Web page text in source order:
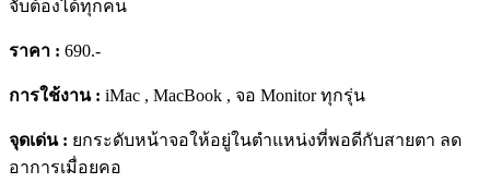
จับต้องได้ทุกคน
ราคา : 690.-
การใช้งาน : iMac , MacBook , จอ Monitor ทุกรุ่น
จุดเด่น : ยกระดับหน้าจอให้อยู่ในตำแหน่งที่พอดีกับสายตา ลด
อาการเมื่อยคอ